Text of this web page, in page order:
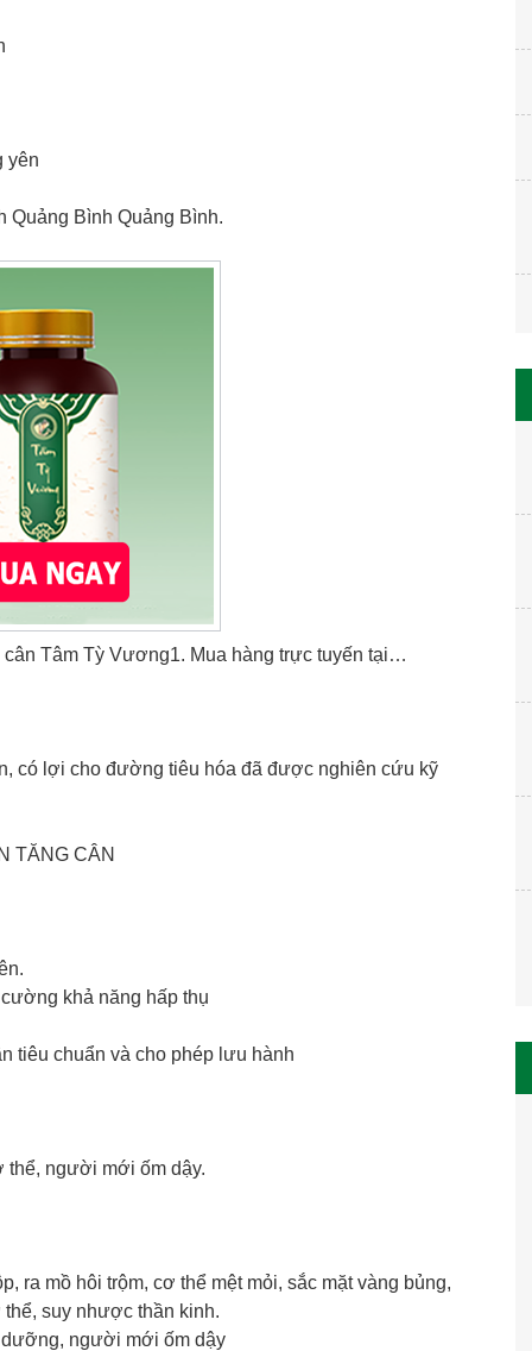
yên
Quảng Bình Quảng Bình.
Tâm Tỳ Vương1. Mua hàng trực tuyến tại…
có lợi cho đường tiêu hóa đã được nghiên cứu kỹ
TĂNG CÂN
khả năng hấp thụ
tiêu chuẩn và cho phép lưu hành
người mới ốm dậy.
ra mồ hôi trộm, cơ thể mệt mỏi, sắc mặt vàng bủng,
suy nhược thần kinh.
người mới ốm dậy